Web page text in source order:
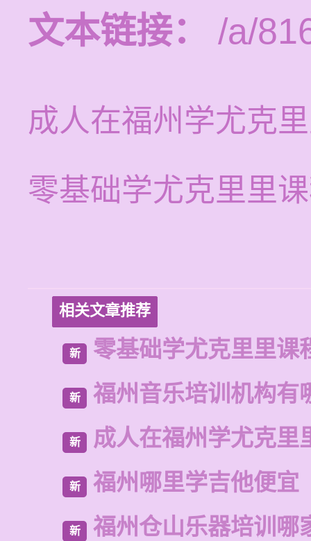
文本链接：
/a/
成人在福州学尤克
零基础学尤克里里
相关文章推荐
新 零基础学尤克里里课
新 福州音乐培训机构有
新 成人在福州学尤克里
新 福州哪里学吉他便宜
新 福州仓山乐器培训哪